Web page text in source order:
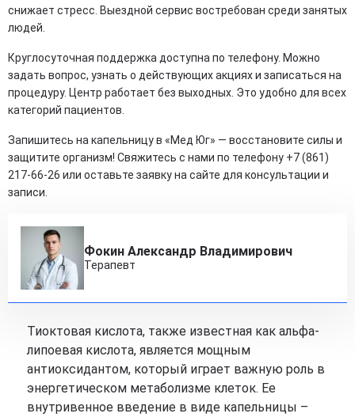
снижает стресс. Выездной сервис востребован среди занятых
людей.
Круглосуточная поддержка доступна по телефону. Можно
задать вопрос, узнать о действующих акциях и записаться на
процедуру. Центр работает без выходных. Это удобно для всех
категорий пациентов.
Запишитесь на капельницу в «Мед Юг» — восстановите силы и
защитите организм! Свяжитесь с нами по телефону +7 (861)
217-66-26 или оставьте заявку на сайте для консультации и
записи.
Фокин Александр Владимирович
Терапевт
Тиоктовая кислота, также известная как альфа-
липоевая кислота, является мощным
антиоксидантом, который играет важную роль в
энергетическом метаболизме клеток. Ее
внутривенное введение в виде капельницы –